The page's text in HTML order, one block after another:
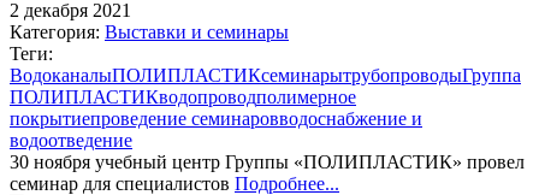
2 декабря 2021
Категория: Выставки и семинары
Теги:
ВодоканалыПОЛИПЛАСТИКсеминарытрубопроводыГруппа
ПОЛИПЛАСТИКводопроводполимерное
покрытиепроведение семинаровводоснабжение и
водоотведение
30 ноября учебный центр Группы «ПОЛИПЛАСТИК» провел
семинар для специалистов Подробнее...